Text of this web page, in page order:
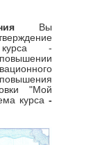
Вы
курса -
"Мой
курса -